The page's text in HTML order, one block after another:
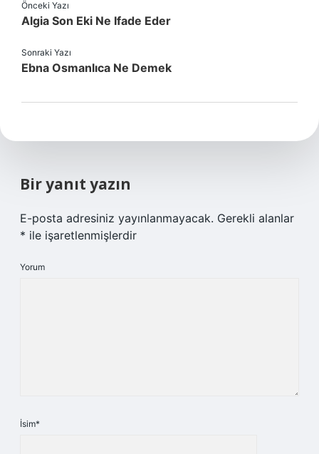
Önceki Yazı
Algia Son Eki Ne Ifade Eder
Sonraki Yazı
Ebna Osmanlıca Ne Demek
Bir yanıt yazın
E-posta adresiniz yayınlanmayacak. Gerekli alanlar
* ile işaretlenmişlerdir
Yorum
İsim*